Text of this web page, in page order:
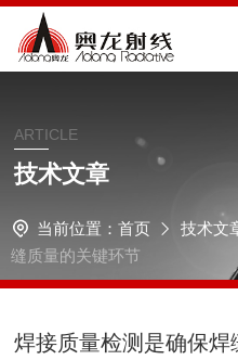
ARTICLE
技术文章
当前位置： 首页 技术文
缝质量的关键环节
焊接质量检测是确保